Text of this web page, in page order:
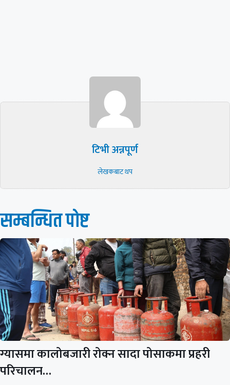
टिभी अन्नपूर्ण
लेखकबाट थप
सम्बन्धित पाेष्ट
ग्यासमा कालोबजारी रोक्न सादा पोसाकमा प्रहरी
परिचालन…